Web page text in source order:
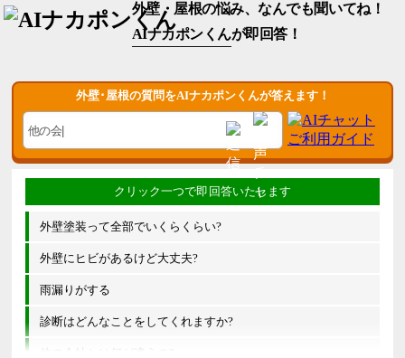
外壁・屋根の悩み、なんでも聞いてね！
AIナカポンくんが即回答！
外壁･屋根の質問をAIナカポンくんが答えます！
外壁塗装って全部でいくらくらい?
外壁にヒビがあるけど大丈夫?
雨漏りがする
診断はどんなことをしてくれますか?
他の会社とは何が違うの?